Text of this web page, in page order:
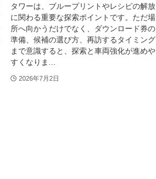
タワーは、ブループリントやレシピの解放
に関わる重要な探索ポイントです。ただ場
所へ向かうだけでなく、ダウンロード券の
準備、候補の選び方、再訪するタイミング
まで意識すると、探索と車両強化が進めや
すくなりま...
2026年7月2日